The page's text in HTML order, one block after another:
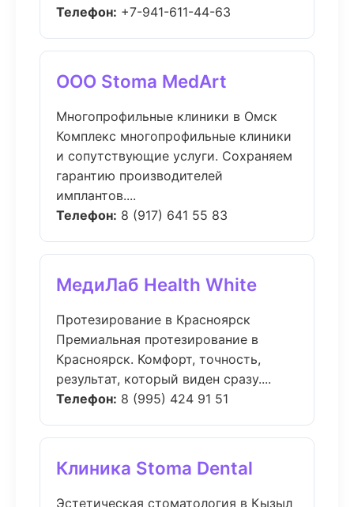
Телефон: +7-941-611-44-63
ООО Stoma MedArt
Многопрофильные клиники в Омск
Комплекс многопрофильные клиники
и сопутствующие услуги. Сохраняем
гарантию производителей
имплантов....
Телефон: 8 (917) 641 55 83
МедиЛаб Health White
Протезирование в Красноярск
Премиальная протезирование в
Красноярск. Комфорт, точность,
результат, который виден сразу....
Телефон: 8 (995) 424 91 51
Клиника Stoma Dental
Эстетическая стоматология в Кызыл